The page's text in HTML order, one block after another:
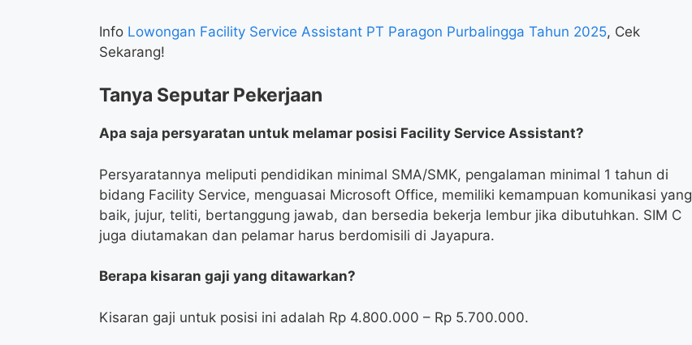
Info Lowongan Facility Service Assistant PT Paragon Purbalingga Tahun 2025, Cek
Sekarang!
Tanya Seputar Pekerjaan
Apa saja persyaratan untuk melamar posisi Facility Service Assistant?
Persyaratannya meliputi pendidikan minimal SMA/SMK, pengalaman minimal 1 tahun di
bidang Facility Service, menguasai Microsoft Office, memiliki kemampuan komunikasi yang
baik, jujur, teliti, bertanggung jawab, dan bersedia bekerja lembur jika dibutuhkan. SIM C
juga diutamakan dan pelamar harus berdomisili di Jayapura.
Berapa kisaran gaji yang ditawarkan?
Kisaran gaji untuk posisi ini adalah Rp 4.800.000 – Rp 5.700.000.